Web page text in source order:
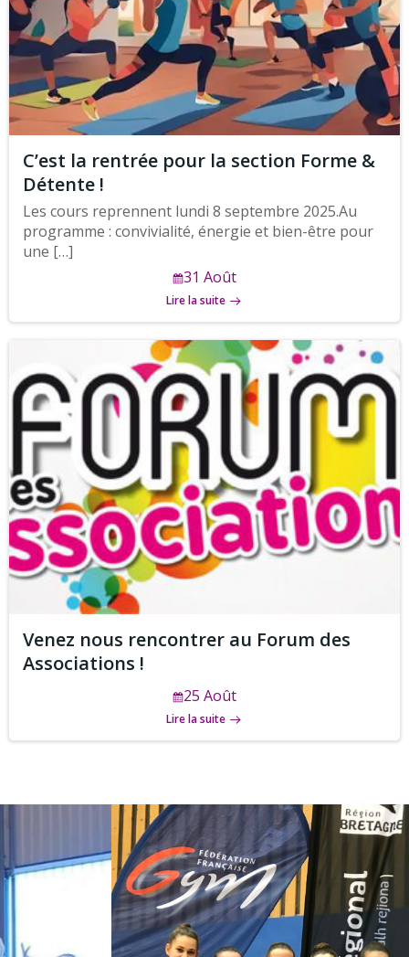
C’est la rentrée pour la section Forme &
Détente !
Les cours reprennent lundi 8 septembre 2025.Au
programme : convivialité, énergie et bien-être pour
une […]
31 Août
Lire la suite
Venez nous rencontrer au Forum des
Associations !
25 Août
Lire la suite